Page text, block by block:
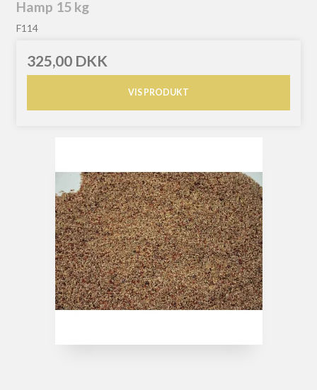
Hamp 15 kg
F114
325,00 DKK
VIS PRODUKT